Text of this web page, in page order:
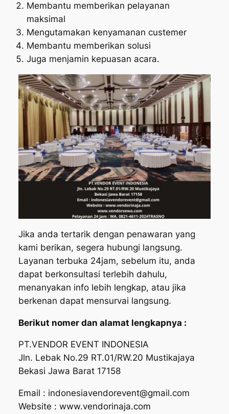
Membantu memberikan pelayanan
maksimal
Mengutamakan kenyamanan custemer
Membantu memberikan solusi
Juga menjamin kepuasan acara.
Jika anda tertarik dengan penawaran yang
kami berikan, segera hubungi langsung.
Layanan terbuka 24jam, sebelum itu, anda
dapat berkonsultasi terlebih dahulu,
menanyakan info lebih lengkap, atau jika
berkenan dapat mensurvai langsung.
Berikut nomer dan alamat lengkapnya :
PT.VENDOR EVENT INDONESIA
Jln. Lebak No.29 RT.01/RW.20 Mustikajaya
Bekasi Jawa Barat 17158
Email : indonesiavendorevent@gmail.com
Website : www.vendorinaja.com